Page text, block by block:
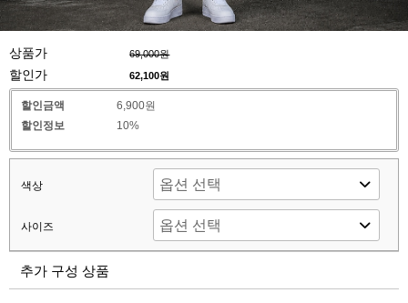
상품가 69,000원
할인가 62,100원
할인금액
6,900원
할인정보
10%
색상
사이즈
추가 구성 상품